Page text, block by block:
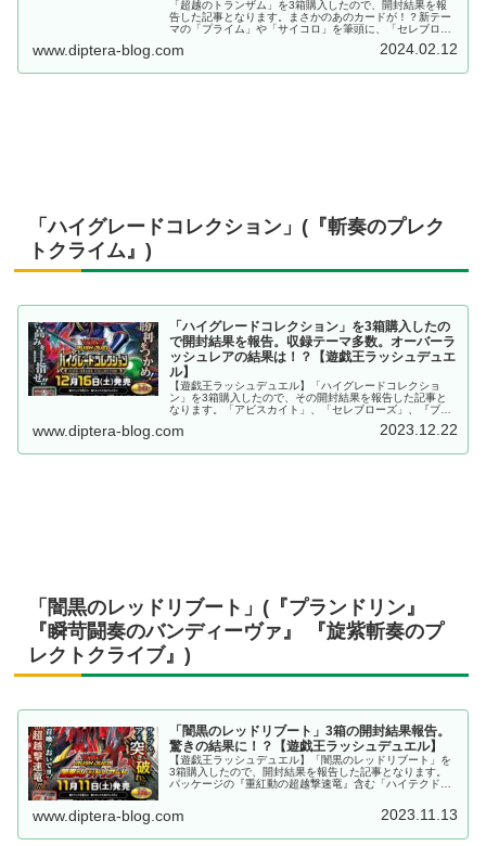
「超越のトランザム」を3箱購入したので、開封結果を報
告した記事となります。まさかのあのカードが！？新テー
マの「プライム」や「サイコロ」を筆頭に、「セレブロー
マが多数収録！！【遊戯王ラッシュデュエル】
www.diptera-blog.com 2024.02.12
「ハイグレードコレクション」(『斬奏のプレク
トクライム』)
「ハイグレードコレクション」を3箱購入したの
で開封結果を報告。収録テーマ多数。オーバーラ
ッシュレアの結果は！？【遊戯王ラッシュデュエ
ル】
【遊戯王ラッシュデュエル】「ハイグレードコレクショ
ン」を3箱購入したので、その開封結果を報告した記事と
なります。「アビスカイト」、「セレブローズ」、『ブラ
Ｐアシスタント」、「花牙」と、魅力的なテーマが多数。
www.diptera-blog.com 2023.12.22
「闇黒のレッドリブート」(『プランドリン』
『瞬苛闘奏のバンディーヴァ』 『旋紫斬奏のプ
レクトクライブ』)
「闇黒のレッドリブート」3箱の開封結果報告。
驚きの結果に！？【遊戯王ラッシュデュエル】
【遊戯王ラッシュデュエル】「闇黒のレッドリブート」を
3箱購入したので、開封結果を報告した記事となります。
パッケージの『重紅動の超越撃速竜』含む「ハイテクドラ
等、アニメで人気のカードが多数収録されていますね。
www.diptera-blog.com 2023.11.13